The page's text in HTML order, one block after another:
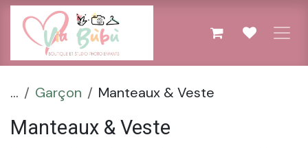
Se rendre au contenu
... Garçon Manteaux & Veste
Manteaux & Veste